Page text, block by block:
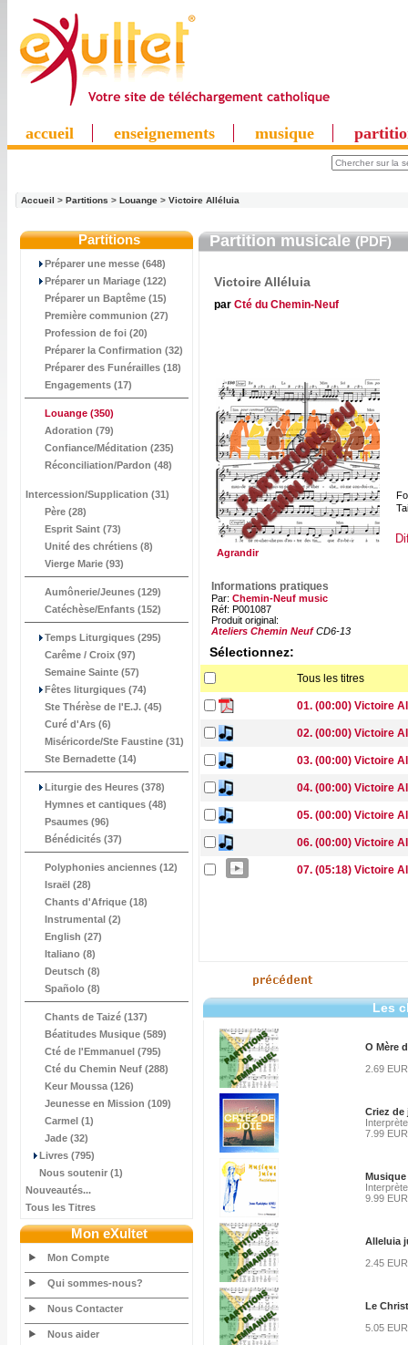
accueil enseignements musique
Accueil > Partitions > Louange > Victoire Alléluia
Partitions
Préparer une messe (648)
Préparer un Mariage (122)
Préparer un Baptême (15)
Première communion (27)
Profession de foi (20)
Préparer la Confirmation (32)
Préparer des Funérailles (18)
Engagements (17)
Louange (350)
Adoration (79)
Confiance/Méditation (235)
Réconciliation/Pardon (48)
Intercession/Supplication (31)
Père (28)
Esprit Saint (73)
Unité des chrétiens (8)
Vierge Marie (93)
Aumônerie/Jeunes (129)
Catéchèse/Enfants (152)
Temps Liturgiques (295)
Carême / Croix (97)
Semaine Sainte (57)
Fêtes liturgiques (74)
Ste Thérèse de l'E.J. (45)
Curé d'Ars (6)
Miséricorde/Ste Faustine (31)
Ste Bernadette (14)
Liturgie des Heures (378)
Hymnes et cantiques (48)
Psaumes (96)
Bénédicités (37)
Polyphonies anciennes (12)
Israël (28)
Chants d'Afrique (18)
Instrumental (2)
English (27)
Italiano (8)
Deutsch (8)
Spañolo (8)
Chants de Taizé (137)
Béatitudes Musique (589)
Cté de l'Emmanuel (795)
Cté du Chemin Neuf (288)
Keur Moussa (126)
Jeunesse en Mission (109)
Carmel (1)
Jade (32)
Livres (795)
Nous soutenir (1)
Nouveautés...
Tous les Titres
Mon eXultet
Mon Compte
Qui sommes-nous?
Nous Contacter
Nous aider
Partition musicale(PDF)
Victoire Alléluia
par Cté du Chemin-Neuf
Agrandir
Informations pratiques
Par: Chemin-Neuf music
Réf: P001087
Produit original:
Ateliers Chemin NeufCD6-13
Sélectionnez:
Tous les titres
01. (00:00) Victoire
02. (00:00) Victoire
03. (00:00) Victoire
04. (00:00) Victoire
05. (00:00) Victoire
06. (00:00) Victoire
07. (05:18) Victoire
Les
O Mère
2.69 EUR
Criez de
7.99 EUR
9.99 EUR
Alleluia
2.45 EUR
Le
5.05 EUR